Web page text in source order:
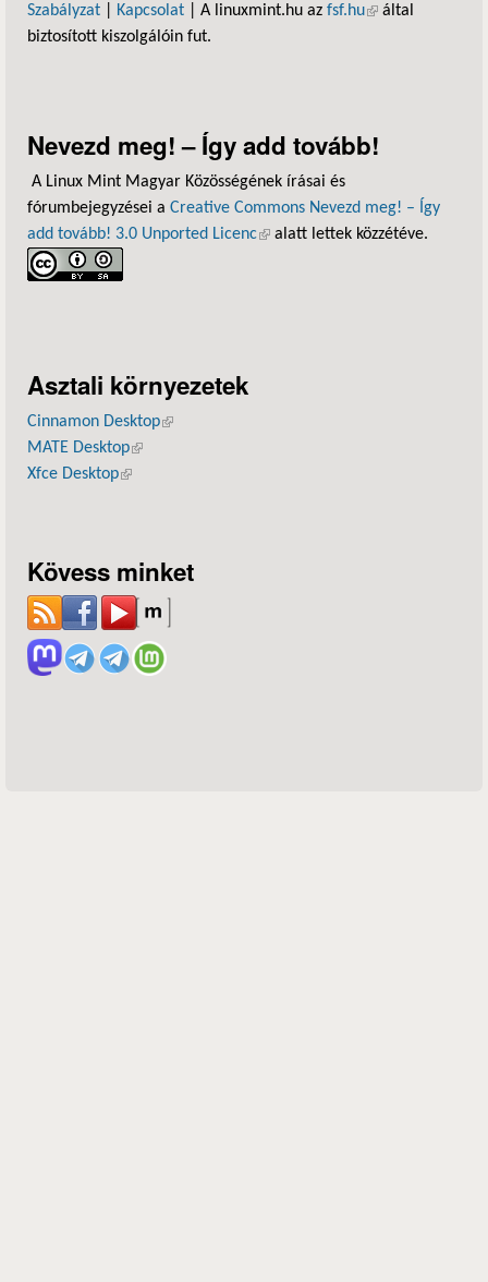
Szabályzat
Kapcsolat | A linuxmint.hu az fsf.hu(külső hivatkozás)
által
biztosított kiszolgálóin fut.
Nevezd meg! – Így add tovább!
A Linux Mint Magyar Közösségének írásai és
fórumbejegyzései a Creative Commons Nevezd meg! – Így
add tovább! 3.0 Unported Licenc(külső hivatkozás)
alatt lettek közzétéve.
Asztali környezetek
Cinnamon Desktop(külső hivatkozás)
MATE Desktop(külső hivatkozás)
Xfce Desktop(külső hivatkozás)
Kövess minket